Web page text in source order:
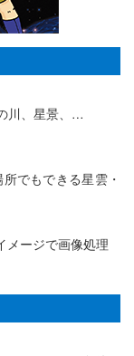
川、星景、…
でもできる星雲・
メージで画像処理